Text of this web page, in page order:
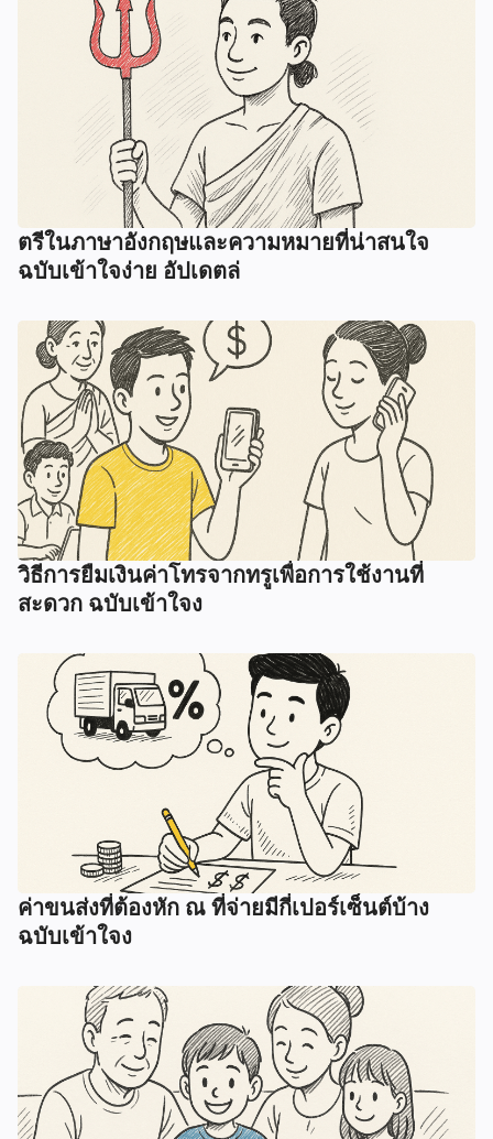
ตรีในภาษาอังกฤษและความหมายที่น่าสนใจ
ฉบับเข้าใจง่าย อัปเดตล่
วิธีการยืมเงินค่าโทรจากทรูเพื่อการใช้งานที่
สะดวก ฉบับเข้าใจง
ค่าขนส่งที่ต้องหัก ณ ที่จ่ายมีกี่เปอร์เซ็นต์บ้าง
ฉบับเข้าใจง